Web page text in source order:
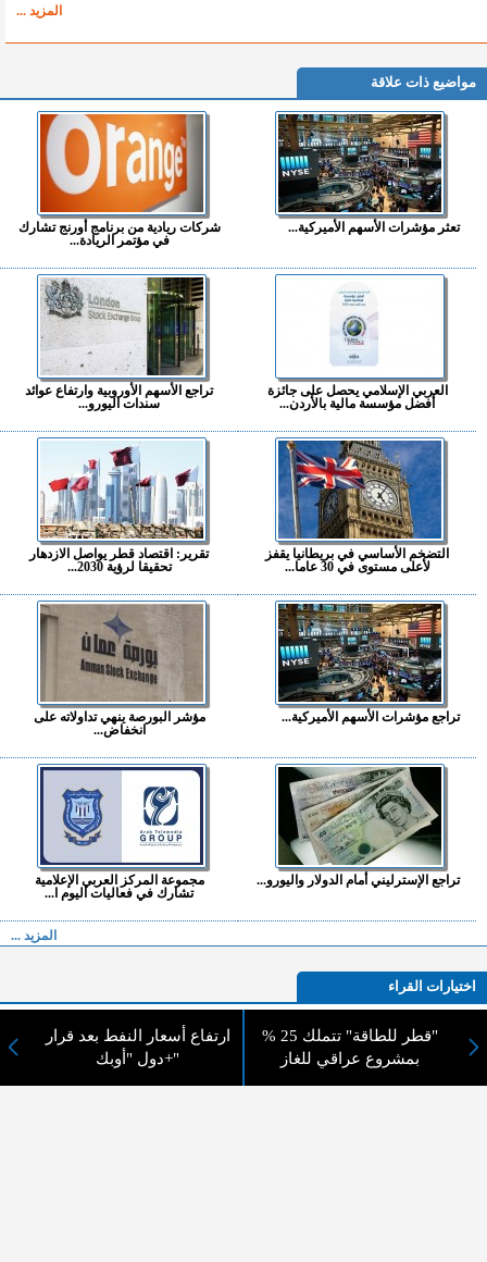
المزيد ...
مواضيع ذات علاقة
تعثر مؤشرات الأسهم الأميركية...
شركات ريادية من برنامج أورنج تشارك
في مؤتمر الريادة...
العربي الإسلامي يحصل على جائزة
أفضل مؤسسة مالية بالأردن...
تراجع الأسهم الأوروبية وارتفاع عوائد
سندات اليورو...
التضخم الأساسي في بريطانيا يقفز
لأعلى مستوى في 30 عاما...
تقرير: اقتصاد قطر يواصل الازدهار
تحقيقا لرؤية 2030...
تراجع مؤشرات الأسهم الأميركية...
مؤشر البورصة ينهي تداولاته على
انخفاض...
تراجع الإسترليني أمام الدولار واليورو...
مجموعة المركز العربي الإعلامية
تشارك في فعاليات اليوم ا...
المزيد ...
اختيارات القراء
"قطر للطاقة" تتملك 25 %
بمشروع عراقي للغاز
ارتفاع أسعار النفط بعد قرار
دول "أوبك+"